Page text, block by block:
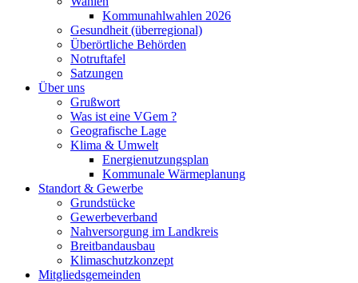
Kommunahlwahlen 2026
Gesundheit (überregional)
Überörtliche Behörden
Notruftafel
Satzungen
Über uns
Grußwort
Was ist eine VGem ?
Geografische Lage
Klima & Umwelt
Energienutzungsplan
Kommunale Wärmeplanung
Standort & Gewerbe
Grundstücke
Gewerbeverband
Nahversorgung im Landkreis
Breitbandausbau
Klimaschutzkonzept
Mitgliedsgemeinden